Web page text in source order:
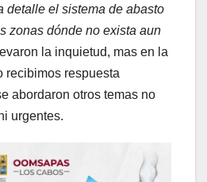
detalle el sistema de abasto
zonas dónde no exista aun
la inquietud, mas en la
recibimos respuesta
abordaron otros temas no
urgentes.